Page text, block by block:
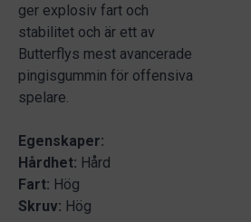
ger explosiv fart och
stabilitet och är ett av
Butterflys mest avancerade
pingisgummin för offensiva
spelare.
Egenskaper:
Hårdhet: Hård
Fart: Hög
Skruv: Hög